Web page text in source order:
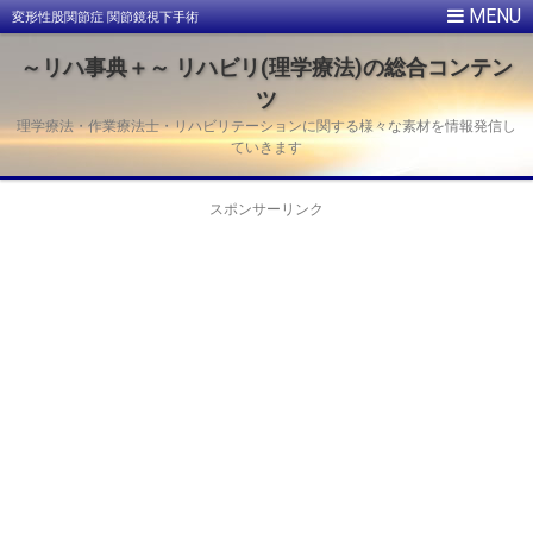
変形性股関節症 関節鏡視下手術
～リハ事典＋～ リハビリ(理学療法)の総合コンテン
ツ
理学療法・作業療法士・リハビリテーションに関する様々な素材を情報発信し
ていきます
スポンサーリンク